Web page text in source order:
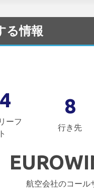
る情報
ーフ
8
行き先
航空会社のコール